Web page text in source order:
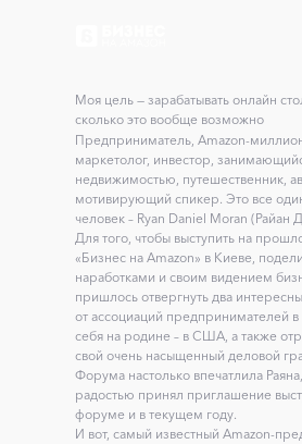
Моя цель — зарабатывать онлайн
сколько это вообще возможно
Предприниматель, Amazon-
маркетолог, инвестор,
недвижимостью, путешественник,
мотивирующий спикер. Это все
человек – Ryan Daniel Moran (Райан
Для того, чтобы выступить на
«Бизнес на Amazon» в Киеве,
наработками и своим видением
пришлось отвергнуть два
от ассоциаций предпринимателей
себя на родине – в США, а также
свой очень насыщенный деловой
Форума настолько впечатлила
радостью принял приглашение
форуме и в текущем году.
И вот, самый известный Amazon-